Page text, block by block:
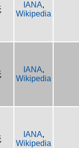
IANA,
Wikipedia
IANA,
Wikipedia
IANA,
Wikipedia